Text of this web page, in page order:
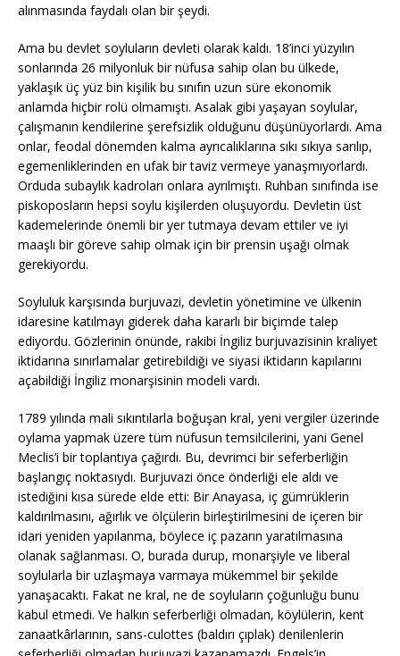
alınmasında faydalı olan bir şeydi.
Ama bu devlet soyluların devleti olarak kaldı. 18’inci yüzyılın
sonlarında 26 milyonluk bir nüfusa sahip olan bu ülkede,
yaklaşık üç yüz bin kişilik bu sınıfın uzun süre ekonomik
anlamda hiçbir rolü olmamıştı. Asalak gibi yaşayan soylular,
çalışmanın kendilerine şerefsizlik olduğunu düşünüyorlardı. Ama
onlar, feodal dönemden kalma ayrıcalıklarına sıkı sıkıya sarılıp,
egemenliklerinden en ufak bir taviz vermeye yanaşmıyorlardı.
Orduda subaylık kadroları onlara ayrılmıştı. Ruhban sınıfında ise
piskoposların hepsi soylu kişilerden oluşuyordu. Devletin üst
kademelerinde önemli bir yer tutmaya devam ettiler ve iyi
maaşlı bir göreve sahip olmak için bir prensin uşağı olmak
gerekiyordu.
Soyluluk karşısında burjuvazi, devletin yönetimine ve ülkenin
idaresine katılmayı giderek daha kararlı bir biçimde talep
ediyordu. Gözlerinin önünde, rakibi İngiliz burjuvazisinin kraliyet
iktidarına sınırlamalar getirebildiği ve siyasi iktidarın kapılarını
açabildiği İngiliz monarşisinin modeli vardı.
1789 yılında mali sıkıntılarla boğuşan kral, yeni vergiler üzerinde
oylama yapmak üzere tüm nüfusun temsilcilerini, yani Genel
Meclis’i bir toplantıya çağırdı. Bu, devrimci bir seferberliğin
başlangıç ​​noktasıydı. Burjuvazi önce önderliği ele aldı ve
istediğini kısa sürede elde etti: Bir Anayasa, iç gümrüklerin
kaldırılmasını, ağırlık ve ölçülerin birleştirilmesini de içeren bir
idari yeniden yapılanma, böylece iç pazarın yaratılmasına
olanak sağlanması. O, burada durup, monarşiyle ve liberal
soylularla bir uzlaşmaya varmaya mükemmel bir şekilde
yanaşacaktı. Fakat ne kral, ne de soyluların çoğunluğu bunu
kabul etmedi. Ve halkın seferberliği olmadan, köylülerin, kent
zanaatkârlarının, sans-culottes (baldırı çıplak) denilenlerin